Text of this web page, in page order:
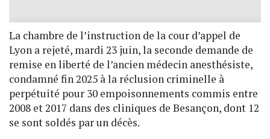
La chambre de l’instruction de la cour d’appel de
Lyon a rejeté, mardi 23 juin, la seconde demande de
remise en liberté de l’ancien médecin anesthésiste,
condamné fin 2025 à la réclusion criminelle à
perpétuité pour 30 empoisonnements commis entre
2008 et 2017 dans des cliniques de Besançon, dont 12
se sont soldés par un décès.